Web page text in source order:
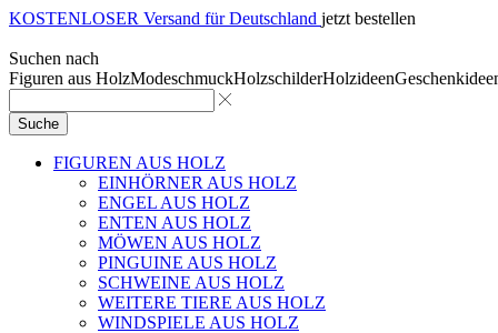
KOSTENLOSER Versand für Deutschland jetzt bestellen
Suchen nach
Figuren aus HolzModeschmuckHolzschilderHolzideen
Suche
FIGUREN AUS HOLZ
EINHÖRNER AUS HOLZ
ENGEL AUS HOLZ
ENTEN AUS HOLZ
MÖWEN AUS HOLZ
PINGUINE AUS HOLZ
SCHWEINE AUS HOLZ
WEITERE TIERE AUS HOLZ
WINDSPIELE AUS HOLZ